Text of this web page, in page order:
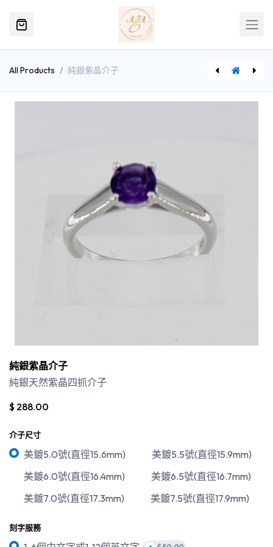
All Products 純銀紫晶介子
純銀紫晶介子
純銀天然紫晶四抓介子
$ 288.00
介子尺寸
美鍍5.0號(直徑15.6mm)
美鍍5.5號(直徑15.9mm)
美鍍6.0號(直徑16.4mm)
美鍍6.5號(直徑16.7mm)
美鍍7.0號(直徑17.3mm)
美鍍7.5號(直徑17.9mm)
刻字服務